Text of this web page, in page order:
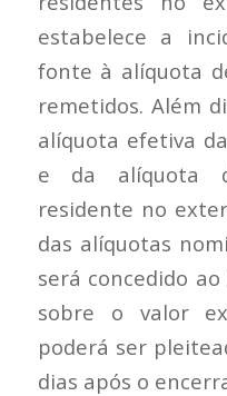
estabelece a
fonte à alíquota
remetidos. Além
alíquota efetiva
e da alíquota
residente no
das alíquotas
será concedido
sobre o valor
poderá ser
dias após o